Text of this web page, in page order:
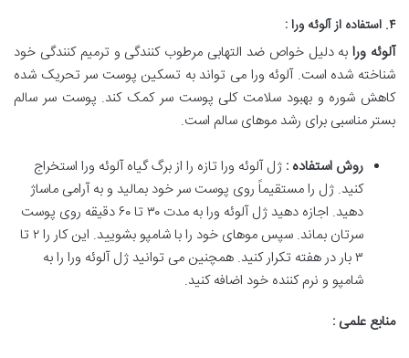
۴. استفاده از آلوئه ورا :
آلوئه ورابه دلیل خواص ضد التهابی مرطوب کنندگی و ترمیم کنندگی خود
شناخته شده است. آلوئه ورا می تواند به تسکین پوست سر تحریک شده
کاهش شوره و بهبود سلامت کلی پوست سر کمک کند. پوست سر سالم
بستر مناسبی برای رشد موهای سالم است.
روش استفاده : ژل آلوئه ورا تازه را از برگ گیاه آلوئه ورا استخراج
کنید. ژل را مستقیماً روی پوست سر خود بمالید و به آرامی ماساژ
دهید. اجازه دهید ژل آلوئه ورا به مدت ۳۰ تا ۶۰ دقیقه روی پوست
سرتان بماند. سپس موهای خود را با شامپو بشویید. این کار را ۲ تا
۳ بار در هفته تکرار کنید. همچنین می توانید ژل آلوئه ورا را به
شامپو و نرم کننده خود اضافه کنید.
منابع علمی :